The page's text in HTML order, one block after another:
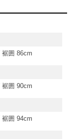
囲 86cm
囲 90cm
囲 94cm